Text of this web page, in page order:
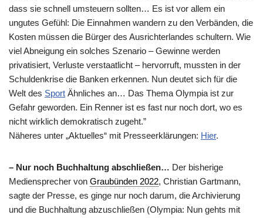
dass sie schnell umsteuern sollten… Es ist vor allem ein
ungutes Gefühl: Die Einnahmen wandern zu den Verbänden, die
Kosten müssen die Bürger des Ausrichterlandes schultern. Wie
viel Abneigung ein solches Szenario – Gewinne werden
privatisiert, Verluste verstaatlicht – hervorruft, mussten in der
Schuldenkrise die Banken erkennen. Nun deutet sich für die
Welt des Sport Ähnliches an… Das Thema Olympia ist zur
Gefahr geworden. Ein Renner ist es fast nur noch dort, wo es
nicht wirklich demokratisch zugeht.”
Näheres unter „Aktuelles“ mit Presseerklärungen: Hier.
– Nur noch Buchhaltung abschließen… Der bisherige
Mediensprecher von Graubünden 2022, Christian Gartmann,
sagte der Presse, es ginge nur noch darum, die Archivierung
und die Buchhaltung abzuschließen (Olympia: Nun gehts mit